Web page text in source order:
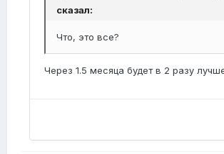
сказал:
Что, это все?
Через 1.5 месяца будет в 2 разу